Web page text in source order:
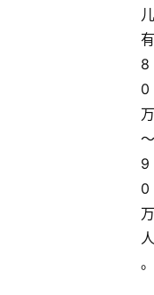
儿
有
8
0
万
～
9
0
万
人
。